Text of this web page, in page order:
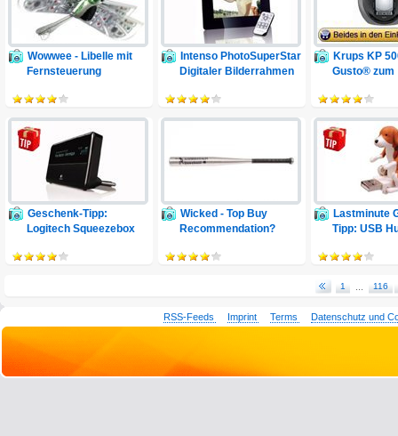
Wowwee - Libelle mit
Fernsteuerung
Intenso PhotoSuperStar
Digitaler Bilderrahmen
Krups KP
Gusto® zum
Geschenk-Tipp:
Logitech Squeezebox
Wicked - Top Buy
Recommendation?
Lastminute
Tipp: USB
1 116
RSS-Feeds Imprint Terms Datenschutz und